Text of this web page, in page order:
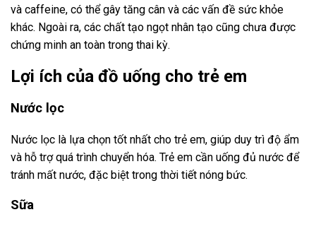
và caffeine, có thể gây tăng cân và các vấn đề sức khỏe
khác. Ngoài ra, các chất tạo ngọt nhân tạo cũng chưa được
chứng minh an toàn trong thai kỳ.
Lợi ích của đồ uống cho trẻ em
Nước lọc
Nước lọc là lựa chọn tốt nhất cho trẻ em, giúp duy trì độ ẩm
và hỗ trợ quá trình chuyển hóa. Trẻ em cần uống đủ nước để
tránh mất nước, đặc biệt trong thời tiết nóng bức.
Sữa